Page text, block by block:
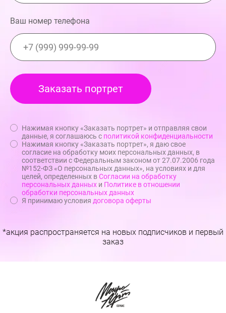
Ваш номер телефона
Нажимая кнопку «Заказать портрет» и отправляя свои
данные, я соглашаюсь с политикой конфиденциальности
Нажимая кнопку «Заказать портрет», я даю свое
согласие на обработку моих персональных данных, в
соответствии с Федеральным законом от 27.07.2006 года
№152-ФЗ «О персональных данных», на условиях и для
целей, определенных вСогласии на обработку
персональных данных и Политике в отношении
обработки персональных данных
Я принимаю условия договора оферты
*акция распространяется на новых подписчиков и первый
заказ